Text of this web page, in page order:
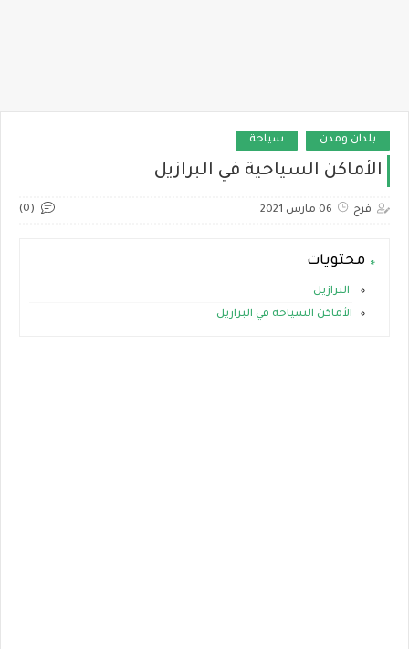
بلدان ومدن سياحة
الأماكن السياحية في البرازيل
فرح 06 مارس 2021 (0)
محتويات
البرازيل
الأماكن السياحة في البرازيل